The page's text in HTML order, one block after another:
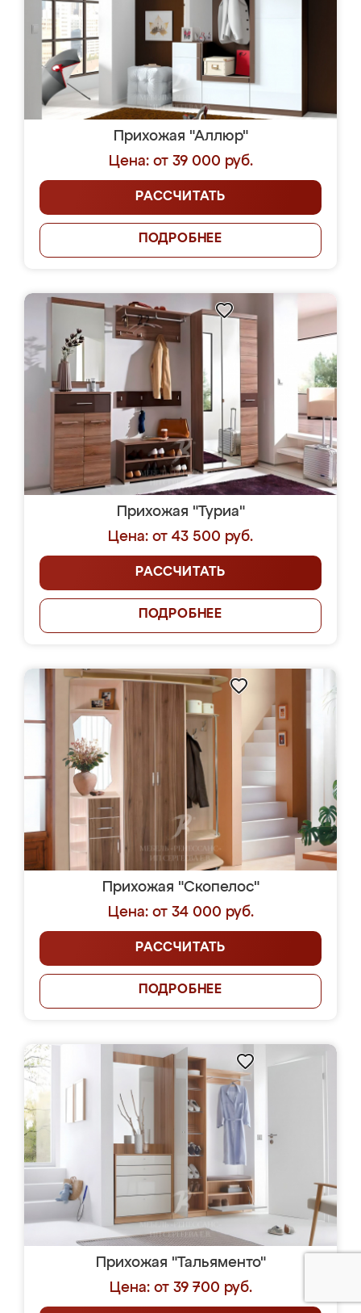
Прихожая "Аллюр"
Цена: от 39 000 руб.
РАССЧИТАТЬ
ПОДРОБНЕЕ
Прихожая "Туриа"
Цена: от 43 500 руб.
РАССЧИТАТЬ
ПОДРОБНЕЕ
Прихожая "Скопелос"
Цена: от 34 000 руб.
РАССЧИТАТЬ
ПОДРОБНЕЕ
Прихожая "Тальяменто"
Цена: от 39 700 руб.